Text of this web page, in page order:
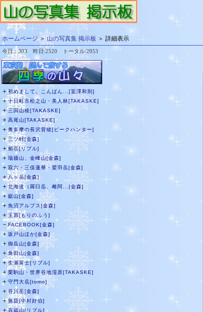
ホームページ＞山の写真集 掲示板 ＞ 詳細表示
今日：303 昨日:2520 トータル:2953
＋初めまして。こんばん...[韮澤和則]
＋十日町市松之山・美人林[TAKASKE]
＋三国山稜[TAKASKE]
＋ 高尾山[TAKASKE]
＋奥多摩の長沢背稜[ピークハンター]
＋三ツ峠[金森]
＋剱岳[リブル]
＋ 瑞牆山、金峰山[金森]
＋ 双六・三俣蓮華・鷲羽岳[金森]
＋八ヶ岳[金森]
＋北海道（羅臼岳、雌阿...[金森]
＋ 鋸山[金森]
＋ 魚沼アルプス[金森]
＋玉原[もりのふう]
－FACEBOOK[金森]
＋ 坂戸山ほか[金森]
＋ 御岳山[金森]
＋角田山[金森]
＋生瀬富士[リブル]
＋栗駒山・世界谷地湿原[TAKASKE]
＋ 守門大岳[tomo]
＋谷川岳[金森]
＋無題[中村好伯]
＋百蔵山[リブル]